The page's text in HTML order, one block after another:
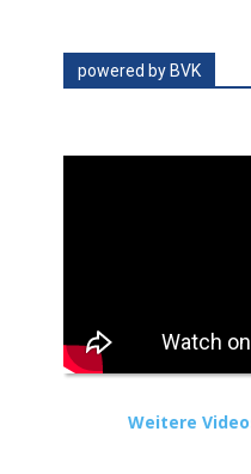
powered by BVK
Weitere